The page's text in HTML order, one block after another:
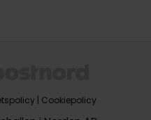
| Cookiepolicy